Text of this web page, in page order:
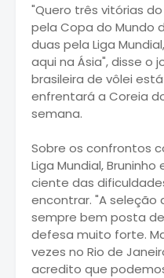
"Quero três vitórias
pela Copa do Mundo
duas pela Liga
aqui na Ásia", disse o
brasileira de vôlei
enfrentará a Coreia
semana.
Sobre os confrontos
Liga Mundial,
ciente das
encontrar. "A seleção
sempre bem posta
defesa muito forte.
vezes no Rio de
acredito que